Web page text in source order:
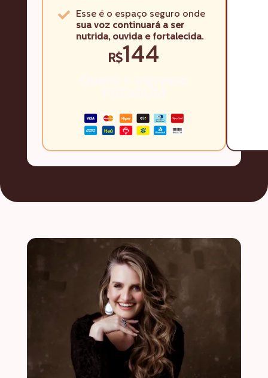
Esse é o espaço seguro onde
sua voz continuará a ser
nutrida, ouvida e fortalecida.
R$144